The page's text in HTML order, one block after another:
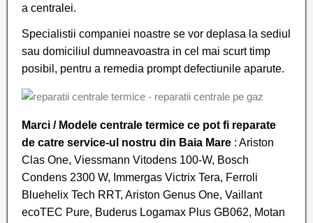
a centralei.
Specialistii companiei noastre se vor deplasa la sediul
sau domiciliul dumneavoastra in cel mai scurt timp
posibil, pentru a remedia prompt defectiunile aparute.
Marci / Modele centrale termice ce pot fi reparate
de catre service-ul nostru din Baia Mare : Ariston
Clas One, Viessmann Vitodens 100-W, Bosch
Condens 2300 W, Immergas Victrix Tera, Ferroli
Bluehelix Tech RRT, Ariston Genus One, Vaillant
ecoTEC Pure, Buderus Logamax Plus GB062, Motan